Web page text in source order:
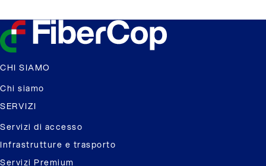
CHI SIAMO
Chi siamo
SERVIZI
Servizi di accesso
Infrastrutture e trasporto
Servizi Premium